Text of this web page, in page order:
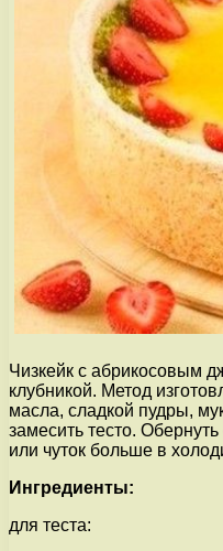
Чизкейк с абрикосовым
клубникой. Метод
масла, сладкой пудры,
замесить тесто.
или чуток больше в
Ингредиенты:
для теста: